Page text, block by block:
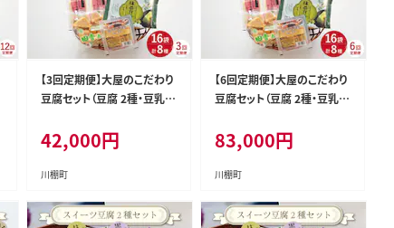
【3回定期便】大屋のこだわり
豆腐セット（豆腐 2種・豆乳 1
工業】[OAB019] / 豆腐 大豆
豆乳 厚揚げ ダイエット食品
とうふ とうにゅう 健康 飲料
42,000円
川棚町
【6回定期便】大屋のこだわり
豆腐セット（豆腐 2種・豆乳 1
工業】[OAB020] / 豆腐 大豆
豆乳 厚揚げ ダイエット食品
とうふ とうにゅう 健康 飲料
83,000円
川棚町